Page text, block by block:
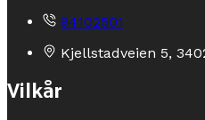
94102501
Kjellstadveien 5,
Vilkår